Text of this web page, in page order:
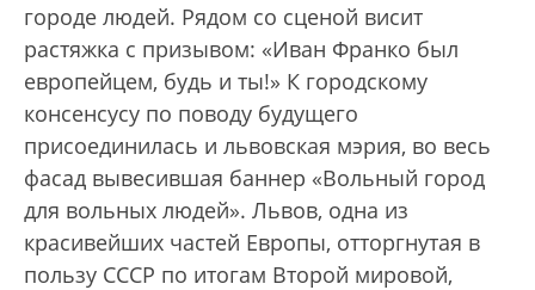
городе людей. Рядом со сценой висит
растяжка с призывом: «Иван Франко был
европейцем, будь и ты!» К городскому
консенсусу по поводу будущего
присоединилась и львовская мэрия, во весь
фасад вывесившая баннер «Вольный город
для вольных людей». Львов, одна из
красивейших частей Европы, отторгнутая в
пользу СССР по итогам Второй мировой,